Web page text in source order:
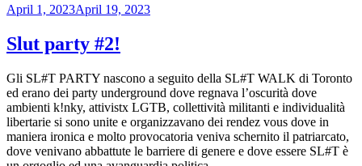
Posted
April 1, 2023April 19, 2023
Slut party #2!
Gli SL#T PARTY nascono a seguito della SL#T WALK di Toronto
ed erano dei party underground dove regnava l’oscurità dove
ambienti k!nky, attivistx LGTB, collettività militanti e individualità
libertarie si sono unite e organizzavano dei rendez vous dove in
maniera ironica e molto provocatoria veniva schernito il patriarcato,
dove venivano abbattute le barriere di genere e dove essere SL#T è